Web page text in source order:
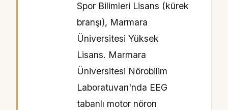
Spor Bilimleri Lisans (kürek
branşı), Marmara
Üniversitesi Yüksek
Lisans. Marmara
Üniversitesi Nörobilim
Laboratuvarı'nda EEG
tabanlı motor nöron